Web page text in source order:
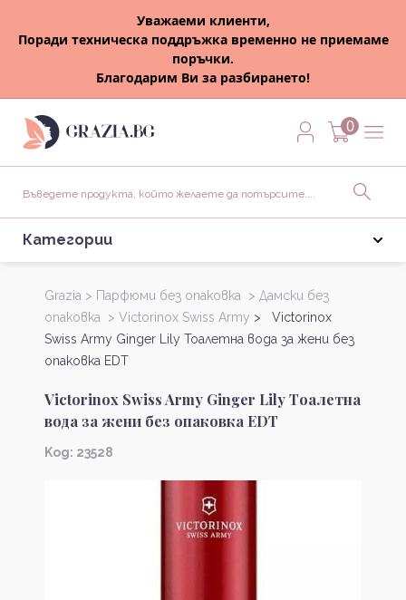
Уважаеми клиенти,
Поради техническа поддръжка временно не приемаме
поръчки.
Благодарим Ви за разбирането!
0
Категории
Grazia > Парфюми без опаковка > Дамски без
опаковка > Victorinox Swiss Army > Victorinox
Swiss Army Ginger Lily Тоалетна вода за жени без
опаковка EDT
Victorinox Swiss Army Ginger Lily Тоалетна
вода за жени без опаковка EDT
Kод: 23528